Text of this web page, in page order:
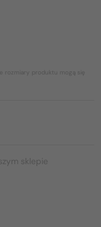
rozmiary produktu mogą się
sklepie